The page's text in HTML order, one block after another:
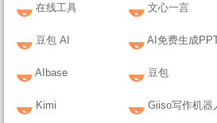
在线工具 文心一言
豆包 AI AI免费生成
AIbase 豆包
Kimi Giiso写作机器